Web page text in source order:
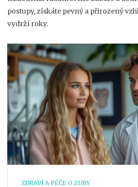
postupy, získáte pevný a přirozený
vydrží roky.
ZDRAVÍ A PÉČE O ZUBY